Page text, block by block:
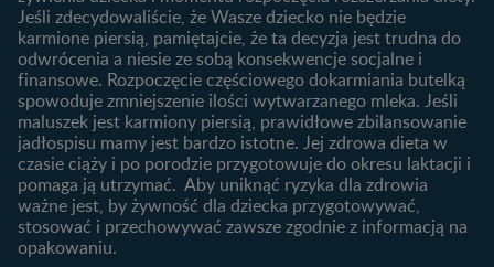
Jak rozszerzać dietę
niemowlaka?
Przydatne materiały dla
rodziców
Poradniki dla rodziców
Karty do zdjęć dla
Maluszka
Materiały do pobrania
Narzędzia dla rodziców
Jeśli zdecydowaliście, że Wasze dziecko nie będzie
karmione piersią, pamiętajcie, że ta decyzja jest trudna do
odwrócenia a niesie ze sobą konsekwencje socjalne i
finansowe. Rozpoczęcie częściowego dokarmiania butelką
spowoduje zmniejszenie ilości wytwarzanego mleka. Jeśli
maluszek jest karmiony piersią, prawidłowe zbilansowanie
jadłospisu mamy jest bardzo istotne. Jej zdrowa dieta w
czasie ciąży i po porodzie przygotowuje do okresu laktacji i
pomaga ją utrzymać. Aby uniknąć ryzyka dla zdrowia
ważne jest, by żywność dla dziecka przygotowywać,
stosować i przechowywać zawsze zgodnie z informacją na
opakowaniu.